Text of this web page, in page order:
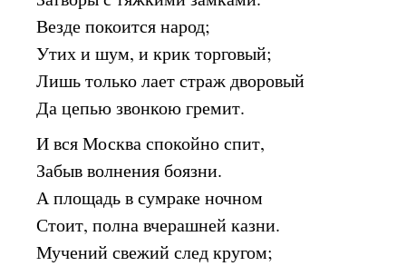
Везде покоится народ;
Утих и шум, и крик торговый;
Лишь только лает страж дворовый
Да цепью звонкою гремит.
И вся Москва спокойно спит,
Забыв волнения боязни.
А площадь в сумраке ночном
Стоит, полна вчерашней казни.
Мучений свежий след кругом;